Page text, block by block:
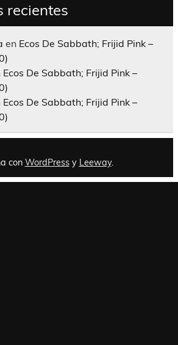
recientes
en Ecos De Sabbath; Frijid Pink –
Ecos De Sabbath; Frijid Pink –
Ecos De Sabbath; Frijid Pink –
con WordPressy Leeway.